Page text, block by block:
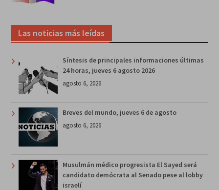
Las noticias más leídas
Síntesis de principales informaciones últimas
24 horas, jueves 6 agosto 2026
agosto 6, 2026
Breves del mundo, jueves 6 de agosto
agosto 6, 2026
Musulmán médico progresista El Sayed será
candidato demócrata al Senado pese al lobby
israelí